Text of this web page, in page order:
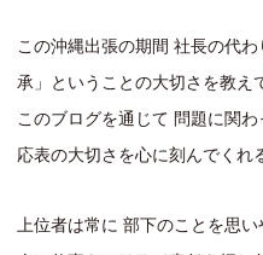
この沖縄出張の期間 社長の代
承」ということの大切さを教え
このブログを通じて 問題に関
応表の大切さを心に刻んでくれ
上位者は常に 部下のことを思